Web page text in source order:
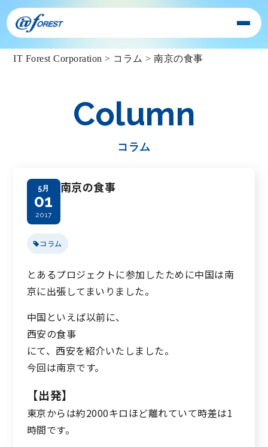
IT Forest Corporation > コラム >南京の食事
Column
コラム
5月
01
2017
南京の食事
コラム
とあるプロジェクトに参加したために中国は南
京に出張してまいりました。
中国といえば以前に、
西安の食事
にて、西安を紹介いたしました。
今回は南京です。
【出発】
東京からは約2000キロほど離れていて時差は1
時間です。